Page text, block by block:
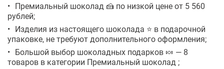
Премиальный шоколад 🍰 по низкой цене от 5 560
рублей;
Изделия из настоящего шоколада ⭐ в подарочной
упаковке, не требуют дополнительного оформления;
Большой выбор шоколадных подарков 🍬 — 8
товаров в категории Премиальный шоколад ;